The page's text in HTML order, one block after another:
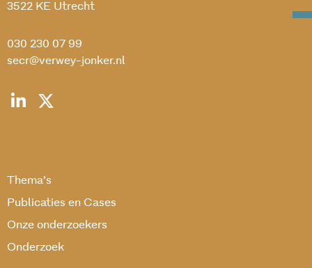
3522 KE Utrecht
030 230 07 99
secr@verwey-jonker.nl
Thema’s
Publicaties en Cases
Onze onderzoekers
Onderzoek